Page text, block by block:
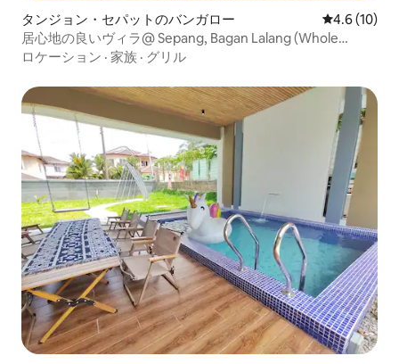
タンジョン・セパットのバンガロー レビュー10
4.6 (10)
居心地の良いヴィラ@ Sepang, Bagan Lalang (Whole
Bungalow)
ロケーション · 家族 · グリル